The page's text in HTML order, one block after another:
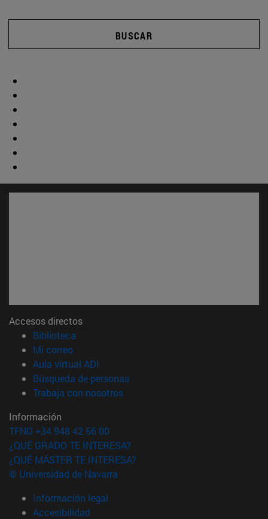
BUSCAR
Accesos directos
Biblioteca
Mi correo(abre en nueva ventana)
Aula virtual ADI
Búsqueda de personas(abre en nueva ventana)
Trabaja con nosotros(abre en nueva ventana)
Información
TFNO +34 948 42 56 00
¿QUÉ GRADO TE INTERESA?
¿QUÉ MÁSTER TE INTERESA?
© Universidad de Navarra
Información legal
Accesibilidad